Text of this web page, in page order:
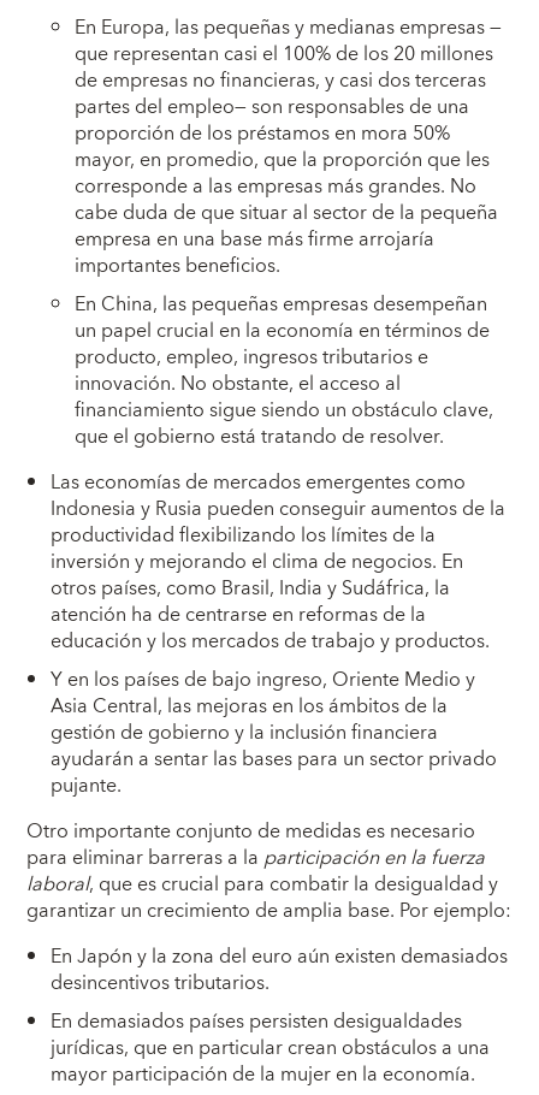
En Europa, las pequeñas y medianas empresas —
que representan casi el 100% de los 20 millones
de empresas no financieras, y casi dos terceras
partes del empleo— son responsables de una
proporción de los préstamos en mora 50%
mayor, en promedio, que la proporción que les
corresponde a las empresas más grandes. No
cabe duda de que situar al sector de la pequeña
empresa en una base más firme arrojaría
importantes beneficios.
En China, las pequeñas empresas desempeñan
un papel crucial en la economía en términos de
producto, empleo, ingresos tributarios e
innovación. No obstante, el acceso al
financiamiento sigue siendo un obstáculo clave,
que el gobierno está tratando de resolver.
Las economías de mercados emergentes como
Indonesia y Rusia pueden conseguir aumentos de la
productividad flexibilizando los límites de la
inversión y mejorando el clima de negocios. En
otros países, como Brasil, India y Sudáfrica, la
atención ha de centrarse en reformas de la
educación y los mercados de trabajo y productos.
Y en los países de bajo ingreso, Oriente Medio y
Asia Central, las mejoras en los ámbitos de la
gestión de gobierno y la inclusión financiera
ayudarán a sentar las bases para un sector privado
pujante.
Otro importante conjunto de medidas es necesario
para eliminar barreras a laparticipación en la fuerza
laboral, que es crucial para combatir la desigualdad y
garantizar un crecimiento de amplia base. Por ejemplo:
En Japón y la zona del euro aún existen demasiados
desincentivos tributarios.
En demasiados países persisten desigualdades
jurídicas, que en particular crean obstáculos a una
mayor participación de la mujer en la economía.